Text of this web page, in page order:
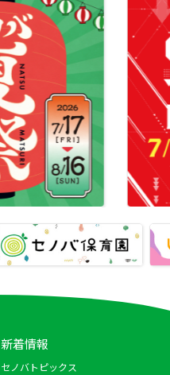
新着情報
セノバトピックス